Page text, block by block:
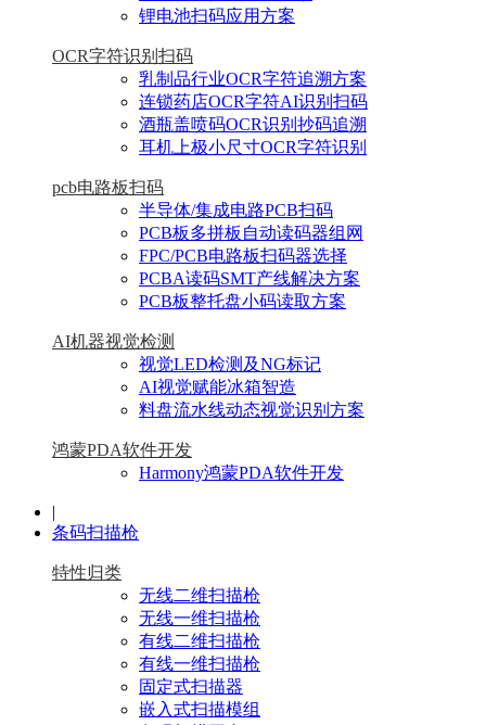
锂电池扫码应用方案
OCR字符识别扫码
乳制品行业OCR字符追溯方案
连锁药店OCR字符AI识别扫码
酒瓶盖喷码OCR识别抄码追溯
耳机上极小尺寸OCR字符识别
pcb电路板扫码
半导体/集成电路PCB扫码
PCB板多拼板自动读码器组网
FPC/PCB电路板扫码器选择
PCBA读码SMT产线解决方案
PCB板整托盘小码读取方案
AI机器视觉检测
视觉LED检测及NG标记
AI视觉赋能冰箱智造
料盘流水线动态视觉识别方案
鸿蒙PDA软件开发
Harmony鸿蒙PDA软件开发
|
条码扫描枪
特性归类
无线二维扫描枪
无线一维扫描枪
有线二维扫描枪
有线一维扫描枪
固定式扫描器
嵌入式扫描模组